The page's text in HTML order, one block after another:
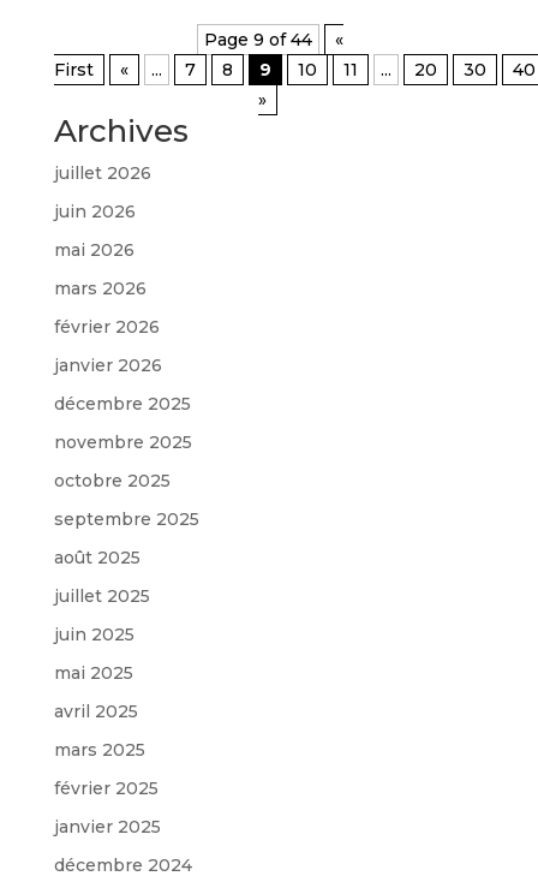
Page 9 of 44
«
First
« ... 7 8 9 10 11 ... 20 30
40
»
Archives
juillet 2026
juin 2026
mai 2026
mars 2026
février 2026
janvier 2026
décembre 2025
novembre 2025
octobre 2025
septembre 2025
août 2025
juillet 2025
juin 2025
mai 2025
avril 2025
mars 2025
février 2025
janvier 2025
décembre 2024